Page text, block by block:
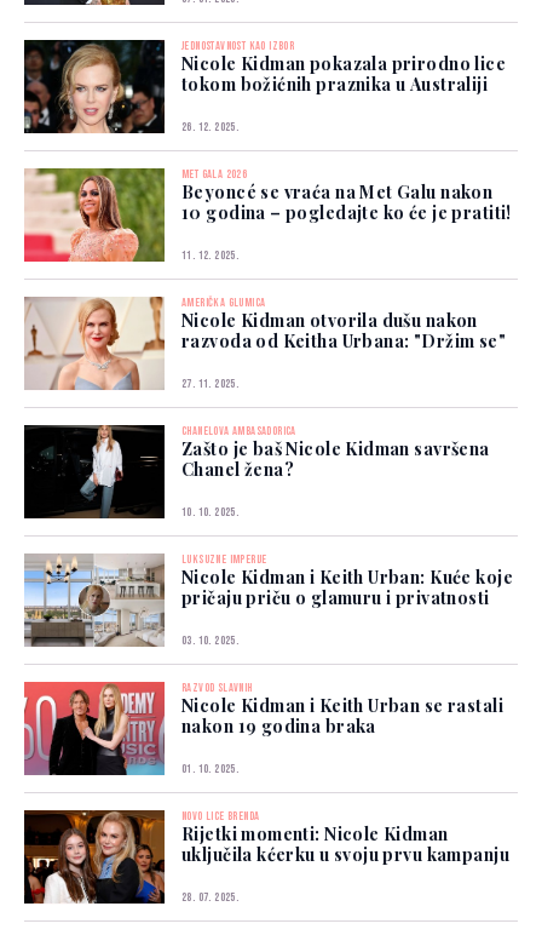
JEDNOSTAVNOST KAO IZBOR
Nicole Kidman pokazala prirodno lice
tokom božićnih praznika u Australiji
26. 12. 2025.
MET GALA 2026
Beyoncé se vraća na Met Galu nakon
10 godina – pogledajte ko će je pratiti!
11. 12. 2025.
AMERIČKA GLUMICA
Nicole Kidman otvorila dušu nakon
razvoda od Keitha Urbana: "Držim se"
27. 11. 2025.
CHANELOVA AMBASADORICA
Zašto je baš Nicole Kidman savršena
Chanel žena?
10. 10. 2025.
LUKSUZNE IMPERIJE
Nicole Kidman i Keith Urban: Kuće koje
pričaju priču o glamuru i privatnosti
03. 10. 2025.
RAZVOD SLAVNIH
Nicole Kidman i Keith Urban se rastali
nakon 19 godina braka
01. 10. 2025.
NOVO LICE BRENDA
Rijetki momenti: Nicole Kidman
uključila kćerku u svoju prvu kampanju
28. 07. 2025.